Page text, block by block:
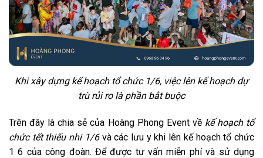
Khi xây dựng kế hoạch tổ chức 1/6, việc lên kế hoạch dự
trù rủi ro là phần bắt buộc
Trên đây là chia sẻ của Hoàng Phong Event về kế hoạch tổ
chức tết thiếu nhi 1/6và các lưu y khi lên kế hoạch tổ chức
1 6 của công đoàn. Để được tư vấn miễn phí và sử dụng